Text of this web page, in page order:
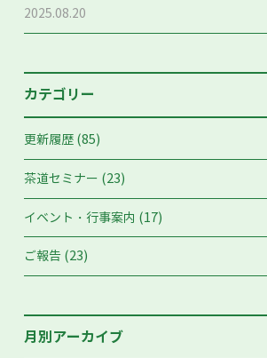
2025.08.20
カテゴリー
更新履歴(85)
茶道セミナー (23)
イベント・行事案内 (17)
ご報告(23)
月別アーカイブ